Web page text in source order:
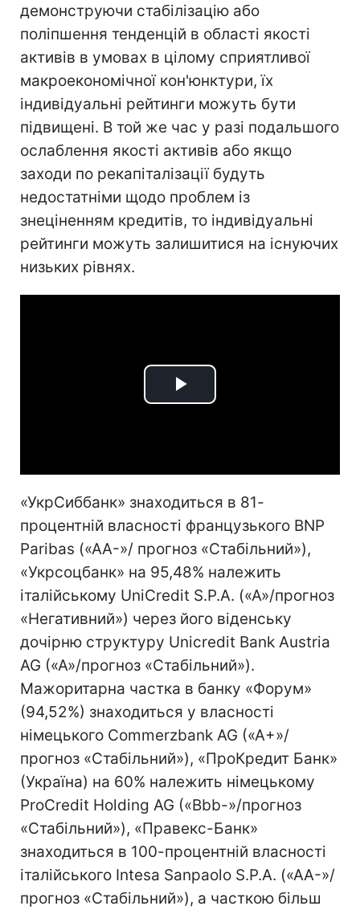
демонструючи стабілізацію або
поліпшення тенденцій в області якості
активів в умовах в цілому сприятливої
макроекономічної кон'юнктури, їх
індивідуальні рейтинги можуть бути
підвищені. В той же час у разі подальшого
ослаблення якості активів або якщо
заходи по рекапіталізації будуть
недостатніми щодо проблем із
знеціненням кредитів, то індивідуальні
рейтинги можуть залишитися на існуючих
низьких рівнях.
Play
«УкрСиббанк» знаходиться в 81-
процентній власності французького BNP
Paribas («AA-»/ прогноз «Стабільний»),
«Укрсоцбанк» на 95,48% належить
італійському UniCredit S.P.A. («A»/прогноз
«Негативний») через його віденську
дочірню структуру Unicredit Bank Austria
AG («A»/прогноз «Стабільний»).
Мажоритарна частка в банку «Форум»
(94,52%) знаходиться у власності
німецького Commerzbank AG («A+»/
прогноз «Стабільний»), «ПроКредит Банк»
(Україна) на 60% належить німецькому
ProCredit Holding AG («Bbb-»/прогноз
«Стабільний»), «Правекс-Банк»
знаходиться в 100-процентній власності
італійського Intesa Sanpaolo S.P.A. («AA-»/
прогноз «Стабільний»), а часткою більш